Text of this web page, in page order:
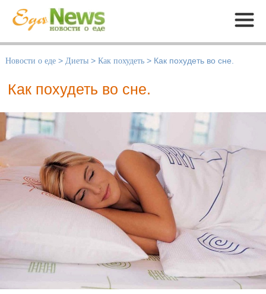
Меню
Новости о еде > Диеты > Как похудеть > Как похудеть во сне.
Как похудеть во сне.